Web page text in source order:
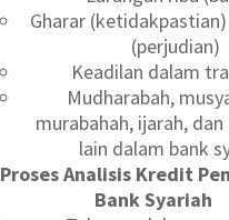
Gharar
(perjudian)
Keadilan dalam
Mudharabah,
murabahah, ijarah,
lain dalam bank
Proses Analisis Kredit
Bank Syariah